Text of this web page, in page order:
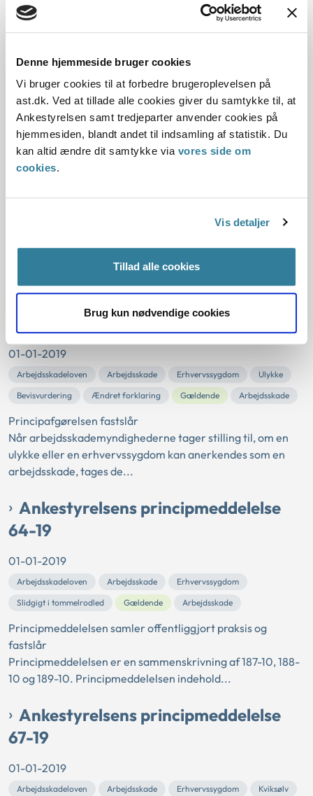
Denne hjemmeside bruger cookies
Vi bruger cookies til at forbedre brugeroplevelsen på
ast.dk. Ved at tillade alle cookies giver du samtykke til, at
Ankestyrelsen samt tredjeparter anvender cookies på
hjemmesiden, blandt andet til indsamling af statistik. Du
kan altid ændre dit samtykke via vores side om
cookies.
Vis detaljer
Tillad alle cookies
Brug kun nødvendige cookies
Principmeddelelsen er en sammenskrivning af 150-09, 152-
09 og 153-09. Principmeddelelsen indehold...
Ankestyrelsens principmeddelelse
71-19
01-01-2019
Arbejdsskadeloven Arbejdsskadeloven
Arbejdsskade
Erhvervssygdom
Principmeddelelsen er en sammenskrivning af 154-09, 155-
09 og 156-09. Principmeddelelsen indehold...
Ankestyrelsens principafgørelse 23-
01-01-2019
Arbejdsskadeloven Arbejdsskade Erhvervssygdom
Ulykke
Bevisvurdering
Ændret forklaring Gældende Arbejdsskade
Principafgørelsen fastslår
Når arbejdsskademyndighederne tager stilling til, om en
ulykke eller en erhvervssygdom kan anerkendes som en
arbejdsskade, tages de...
Ankestyrelsens principmeddelelse
64-19
01-01-2019
Arbejdsskadeloven Arbejdsskade
Erhvervssygdom
Slidgigt i tommelrodled
Gældende Arbejdsskade
Principmeddelelsen samler offentliggjort praksis og
fastslår
Principmeddelelsen er en sammenskrivning af 187-10, 188-
10 og 189-10. Principmeddelelsen indehold...
Ankestyrelsens principmeddelelse
67-19
01-01-2019
Arbejdsskadeloven Arbejdsskade Erhvervssygdom
Kviksølv